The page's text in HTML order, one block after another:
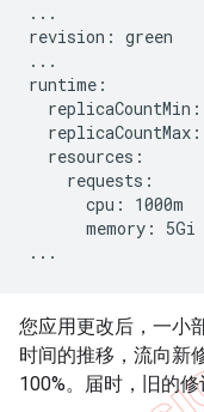
...
revision: green
...
runtime:
  resources:
    requests:
      cpu: 1000m
      memory: 5Gi
...
您应用更改后，一小
时间的推移，流向新
100%。届时，旧的修